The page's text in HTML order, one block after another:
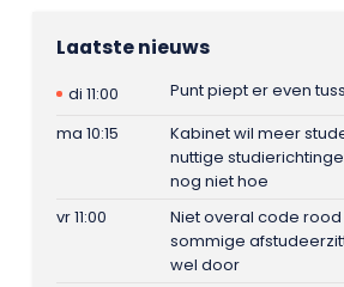
Laatste nieuws
di 11:00
Punt piept er even
ma 10:15
Kabinet wil meer
nuttige
nog niet hoe
vr 11:00
Niet overal code rood
sommige
wel door